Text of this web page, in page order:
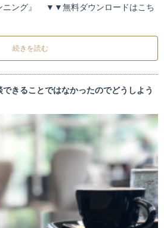
ニング』 ▼▼無料ダウンロードはこち
続きを読む
きることではなかったのでどうしよう